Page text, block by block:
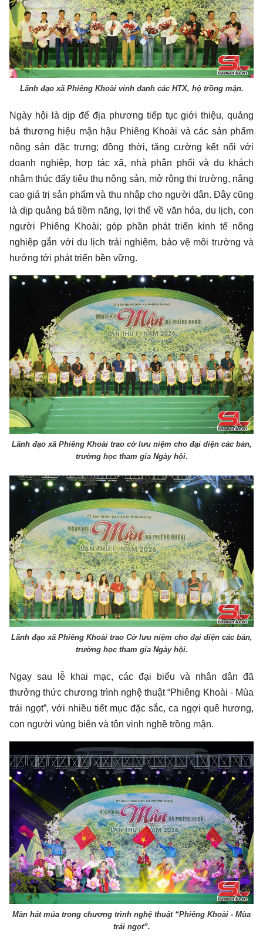
Lãnh đạo xã Phiêng Khoài vinh danh các HTX, hộ trồng mận.
Ngày hội là dịp để địa phương tiếp tục giới thiệu, quảng
bá thương hiệu mận hậu Phiêng Khoài và các sản phẩm
nông sản đặc trưng; đồng thời, tăng cường kết nối với
doanh nghiệp, hợp tác xã, nhà phân phối và du khách
nhằm thúc đẩy tiêu thụ nông sản, mở rộng thị trường, nâng
cao giá trị sản phẩm và thu nhập cho người dân. Đây cũng
là dịp quảng bá tiềm năng, lợi thế về văn hóa, du lịch, con
người Phiêng Khoài; góp phần phát triển kinh tế nông
nghiệp gắn với du lịch trải nghiệm, bảo vệ môi trường và
hướng tới phát triển bền vững.
Lãnh đạo xã Phiêng Khoài trao cờ lưu niệm cho đại diện các bản,
trường học tham gia Ngày hội.
Lãnh đạo xã Phiêng Khoài trao Cờ lưu niệm cho đại diện các bản,
trường học tham gia Ngày hội.
Ngay sau lễ khai mạc, các đại biểu và nhân dân đã
thưởng thức chương trình nghệ thuật “Phiêng Khoài - Mùa
trái ngọt”, với nhiều tiết mục đặc sắc, ca ngợi quê hương,
con người vùng biên và tôn vinh nghề trồng mận.
Màn hát múa trong chương trình nghệ thuật “Phiêng Khoài - Mùa
trái ngọt”.